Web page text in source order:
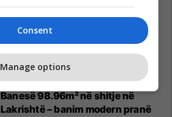
Reklamo këtu
Banesë 98.96m² në shitje në
Lakrishtë – banim modern pranë
Consent
Manage options